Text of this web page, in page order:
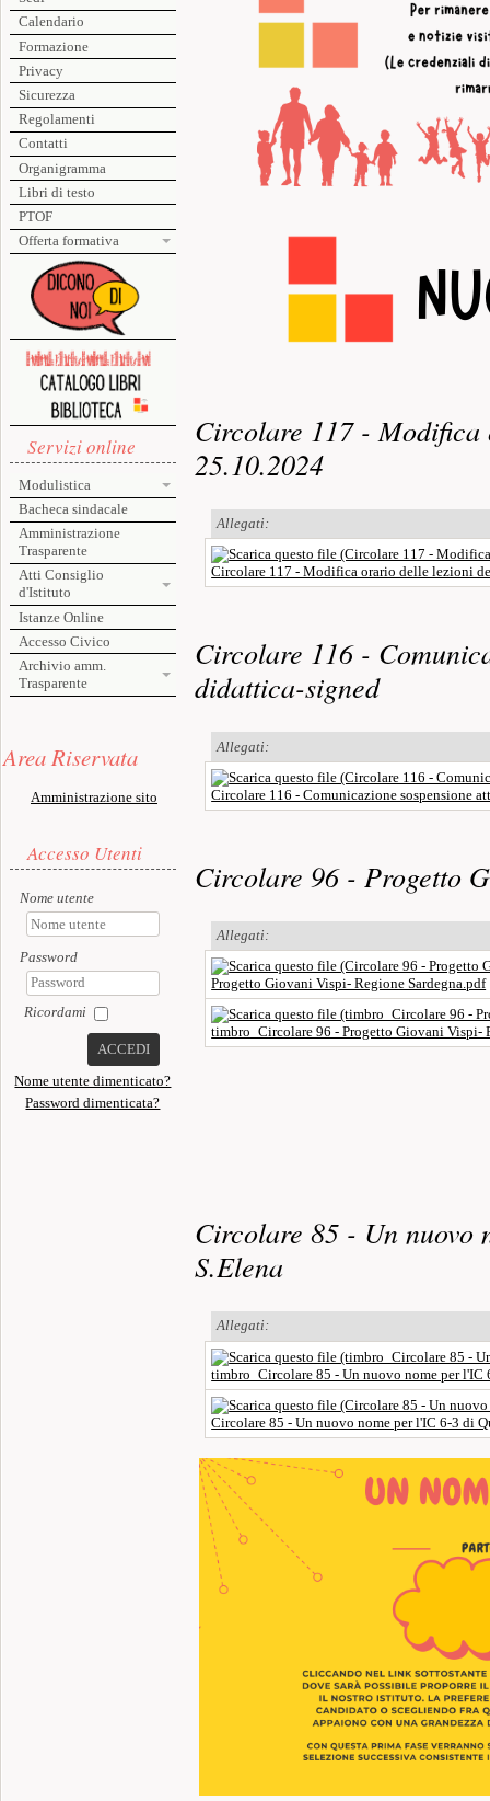
Calendario
Formazione
Privacy
Sicurezza
Regolamenti
Contatti
Organigramma
Libri di testo
PTOF
Offerta formativa
Servizi online
Modulistica
Bacheca sindacale
Amministrazione
Trasparente
Atti Consiglio
d'Istituto
Istanze Online
Accesso Civico
Archivio amm.
Trasparente
Risorse aggiuntive (colonna di sinistra)
Area Riservata
Amministrazione sito
Accesso utente
Accesso Utenti
Nome utente
Password
Ricordami
ACCEDI
Nome utente dimenticato?
Password dimenticata?
Circolare 117 -
25.10.2024
Allegati:
Circolare 117 - Modifica orario delle lezioni
Circolare 116 -
didattica-signed
Allegati:
Circolare 116 - Comunicazione sospensione
Circolare 96 - Progetto
Allegati:
Progetto Giovani Vispi- Regione Sardegna.pdf
timbro_Circolare 96 - Progetto Giovani Vispi-
Circolare 85 - Un
S.Elena
Allegati:
timbro_Circolare 85 - Un nuovo nome per l'IC
Circolare 85 - Un nuovo nome per l'IC 6-3 di